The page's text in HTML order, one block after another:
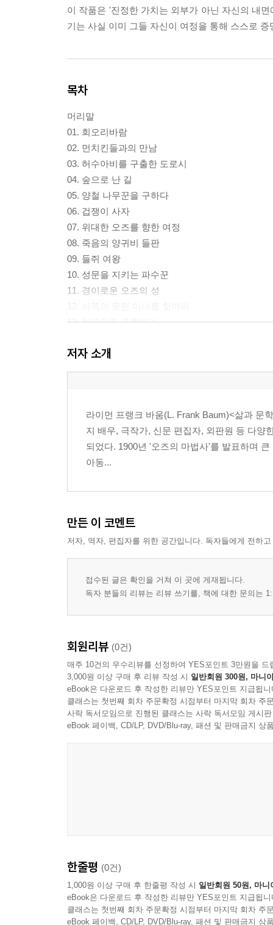
이 작품은 '진정한 가치는 외부가 아닌 자신의 내
기는 사실 이미 그들 자신이 여정을 통해 스스로
목차
머리말
01. 회오리바람
02. 먼치킨들과의 만남
03. 허수아비를 구출한 도로시
04. 숲으로 난 길
05. 양철 나무꾼을 구하다
06. 겁쟁이 사자
07. 위대한 오즈를 향한 여정
08. 죽음의 양귀비 들판
09. 들쥐 여왕
10. 성문을 지키는 파수꾼
11. 경이로운 오즈의 성
13. 친구들을 구출하라
15. 위대한 마법사 오즈의 비밀
16. 가짜 마법사의 신비한 마술
19. 싸우는 나무들의 습격
20. 아기자기한 도자기 나라
21. 사자, 백수의 왕이 되다
22. 쿼들링의 나라
[작가 약력] 라이먼 프랭크 바움
저자 소개
라이먼 프랭크 바움(L. Frank Baum)<삶과 문
지 배우, 극작가, 신문 편집자, 외판원 등 다양
되었다. 1900년 '오즈의 마법사'를 발표하며
아동...
만든 이 코멘트
저자, 역자, 편집자를 위한 공간입니다. 독자들에게 전하
접수된 글은 확인을 거쳐 이 곳에 게재됩니다.
독자 분들의 리뷰는 리뷰 쓰기를, 책에 대한 문의는
회원리뷰 (0건)
매주 10건의 우수리뷰를 선정하여 YES포인트 3만원을 드
3,000원 이상 구매 후 리뷰 작성 시 일반회원 300원, 마니
eBook은 다운로드 후 작성한 리뷰만 YES포인트 지급됩니
클래스는 첫번째 회차 주문확정 시점부터 마지막 회차 주
사락 독서모임으로 진행된 클래스는 사락 독서모임 게시
eBook 페이백, CD/LP, DVD/Blu-ray, 패션 및 판매금지 상
한줄평 (0건)
1,000원 이상 구매 후 한줄평 작성 시 일반회원 50원, 마니
eBook은 다운로드 후 작성한 리뷰만 YES포인트 지급됩니
클래스는 첫번째 회차 주문확정 시점부터 마지막 회차 주
eBook 페이백, CD/LP, DVD/Blu-ray, 패션 및 판매금지 상